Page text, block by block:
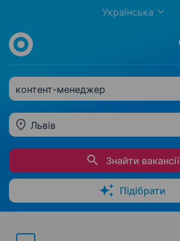
Українська
контент-менеджер
Львів
Знайти вакансії
Підібрати